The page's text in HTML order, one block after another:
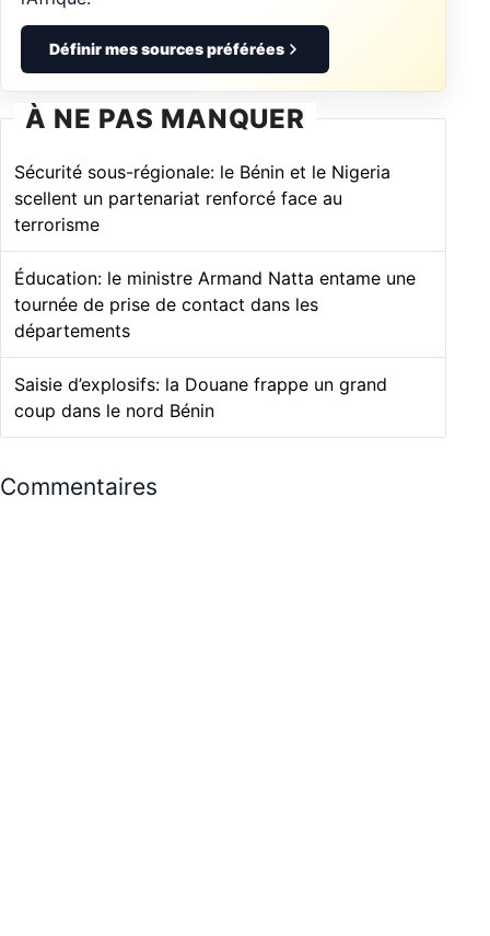
Définir mes sources préférées
À NE PAS MANQUER
Sécurité sous-régionale: le Bénin et le Nigeria
scellent un partenariat renforcé face au
terrorisme
Éducation: le ministre Armand Natta entame une
tournée de prise de contact dans les
départements
Saisie d’explosifs: la Douane frappe un grand
coup dans le nord Bénin
Commentaires